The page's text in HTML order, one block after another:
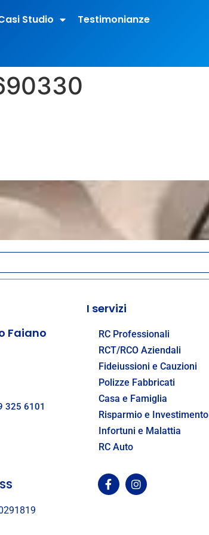
Studio
Testimonianze
Faiano
325 6101
I servizi
RC Professionali
RCT/RCO Aziendali
Fideiussioni e Cauzioni
Polizze Fabbricati
Casa e Famiglia
Risparmio e Investimento
Infortuni e Malattia
RC Auto